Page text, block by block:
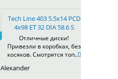
Tech Line 403 5.5x14 PCD
4x98 ET 32 DIA 58.6 S
Отличные диски!
Привезли в коробках, без
косяков. Смотрятся топ..
Alexander